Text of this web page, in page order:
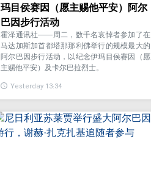
玛目侯赛因（愿主赐他平安）阿尔
巴因步行活动
霍泽通讯社——周二，数千名哀悼者参加了在
马达加斯加首都塔那那利佛举行的规模最大的
阿尔巴因步行活动，以纪念伊玛目侯赛因（愿
主赐他平安）及卡尔巴拉烈士。
Yesterday 13:34